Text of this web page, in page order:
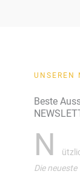
UNSEREN
Beste
N
Die